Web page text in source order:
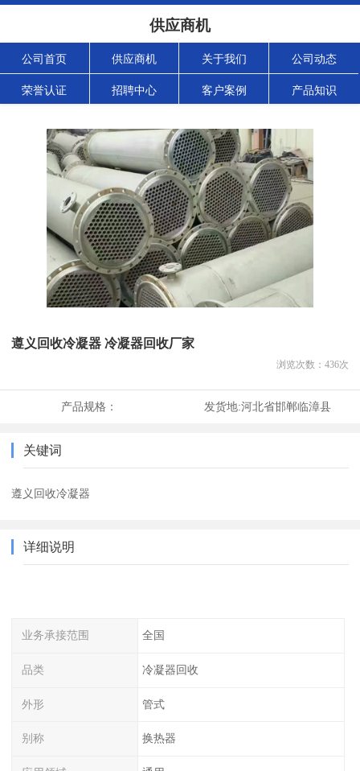
供应商机
公司首页 供应商机 关于我们 公司动态
荣誉认证 招聘中心 客户案例 产品知识
遵义回收冷凝器 冷凝器回收厂家
浏览次数： 436次
产品规格： 发货地:河北省邯郸临漳县
关键词
遵义回收冷凝器
详细说明
业务承接范围 全国
品类 冷凝器回收
外形 管式
别称 换热器